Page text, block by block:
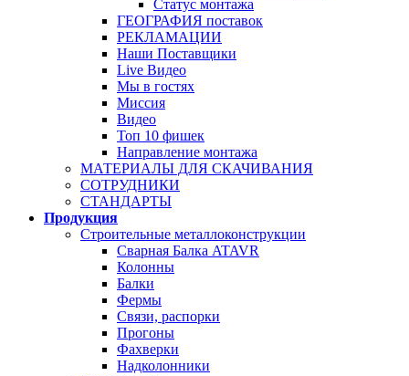
Статус монтажа
ГЕОГРАФИЯ поставок
РЕКЛАМАЦИИ
Наши Поставщики
Live Видео
Мы в гостях
Миссия
Видео
Топ 10 фишек
Направление монтажа
МАТЕРИАЛЫ ДЛЯ СКАЧИВАНИЯ
СОТРУДНИКИ
СТАНДАРТЫ
Продукция
Строительные металлоконструкции
Сварная Балка ATAVR
Колонны
Балки
Фермы
Связи, распорки
Прогоны
Фахверки
Надколонники